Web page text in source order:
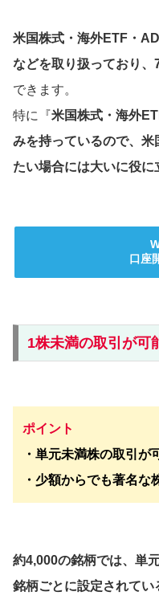
米国株式・海外ETF・
などを取り扱っており、
できます。
特に『米国株式・海外
みを持っているので、米
たい場合には大いに役に
口座
1株未満の取引が可
ポイント
・単元未満株の取引が
・少額からでも著名な
約4,000の銘柄では、単
銘柄ごとに設定されてい